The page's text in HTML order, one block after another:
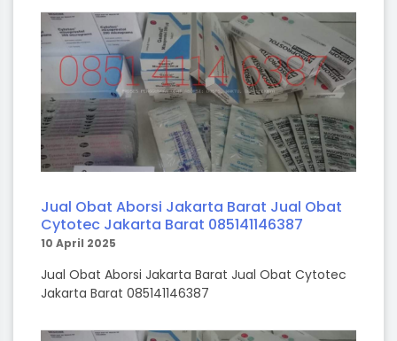
Jual Obat Aborsi Jakarta Barat Jual Obat
Cytotec Jakarta Barat 085141146387
10 April 2025
Jual Obat Aborsi Jakarta Barat Jual Obat Cytotec
Jakarta Barat 085141146387